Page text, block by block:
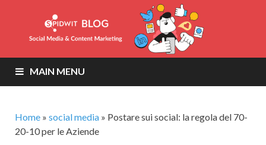
MAIN MENU
Home » social media » Postare sui social: la regola del 70-
20-10 per le Aziende